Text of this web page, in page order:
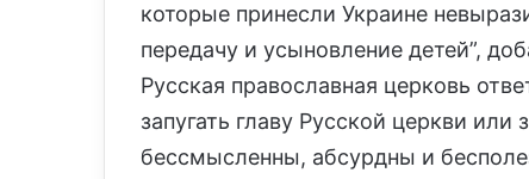
которые принесли Украине
передачу и усыновление детей”,
Русская православная церковь
запугать главу Русской церкви или
бессмысленны, абсурдны и